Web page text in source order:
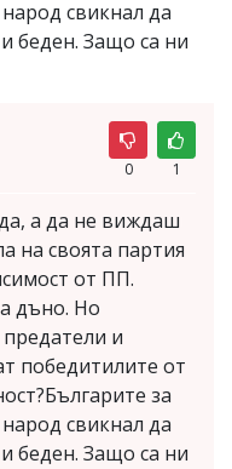
свикнал да
беден. Защо са ни
0 1
а да не виждаш
на своята партия
от ПП.
дъно. Но
и
победитилите от
за
свикнал да
беден. Защо са ни